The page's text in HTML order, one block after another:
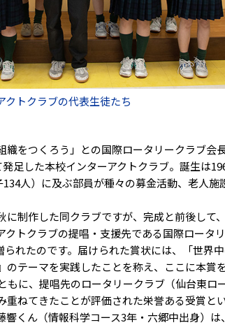
トクラブの代表生徒たち
をつくろう」との国際ロータリークラブ会
発足した本校インターアクトクラブ。誕生は
人）に及ぶ部員が種々の募金活動、老人施
制作した同クラブですが、完成と前後して
トクラブの提唱・支援先である国際ロータ
れたのです。届けられた賞状には、「世界
のテーマを実践したことを称え、ここに本賞
もに、提唱先のロータリークラブ（仙台東ロ
ねてきたことが評価された栄誉ある受賞とい
くん（情報科学コース3年・六郷中出身）は